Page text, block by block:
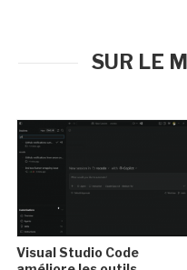
SUR LE
Visual Studio Code